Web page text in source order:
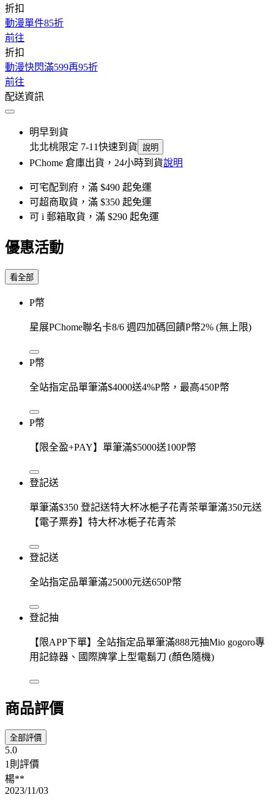
折扣
動漫單件85折
前往
折扣
動漫快閃滿599再95折
前往
配送資訊
明早到貨
北北桃限定 7-11快速到貨 說明
PChome 倉庫出貨，24小時到貨說明
可宅配到府，滿 $490 起免運
可超商取貨，滿 $350 起免運
可 i 郵箱取貨，滿 $290 起免運
優惠活動
看全部
P幣
星展PChome聯名卡8/6 週四加碼回饋P幣2% (無上限)
P幣
全站指定品單筆滿$4000送4%P幣，最高450P幣
P幣
【限全盈+PAY】單筆滿$5000送100P幣
登記送
單筆滿$350 登記送特大杯冰梔子花青茶單筆滿350元送
【電子票券】特大杯冰梔子花青茶
登記送
全站指定品單筆滿25000元送650P幣
登記抽
【限APP下單】全站指定品單筆滿888元抽Mio gogoro專
用記錄器、國際牌掌上型電鬍刀 (顏色隨機)
商品評價
全部評價
5.0
1則評價
楊**
2023/11/03